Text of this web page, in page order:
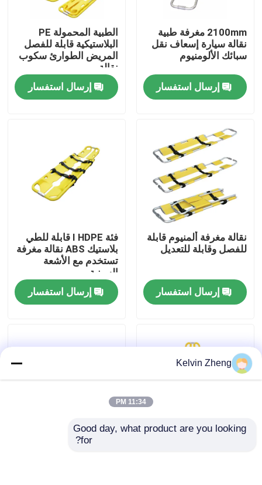
المنزل
المنتجات
حولنا
جولة في المصنع
اتصل بنا
2100mm مغرفة طبية
نقالة سيارة إسعاف نقل
سبائك الألومنيوم
إرسال استفسار
الطبية المحمولة PE
البلاستيكية قابلة للفصل
المريض الطوارئ سكوب
نقالة
إرسال استفسار
نقالة مغرفة ألمنيوم قابلة
للفصل وقابلة للتعديل
إرسال استفسار
فئة I HDPE قابلة للطي
بلاستيك ABS نقالة مغرفة
تستخدم مع الأشعة
السينية
إرسال استفسار
Kelvin Zheng
11:34 PM
Good day, what product are you looking
for?